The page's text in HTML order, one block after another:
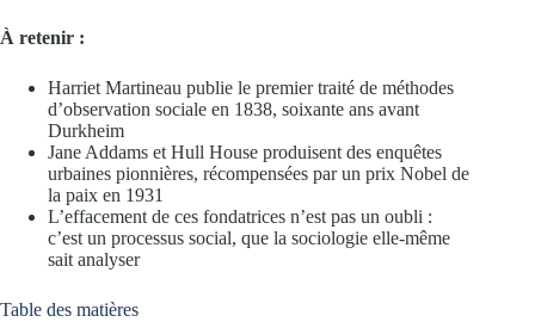
À retenir :
Harriet Martineau publie le premier traité de méthodes
d’observation sociale en 1838, soixante ans avant
Durkheim
Jane Addams et Hull House produisent des enquêtes
urbaines pionnières, récompensées par un prix Nobel de
la paix en 1931
L’effacement de ces fondatrices n’est pas un oubli :
c’est un processus social, que la sociologie elle-même
sait analyser
Table des matières